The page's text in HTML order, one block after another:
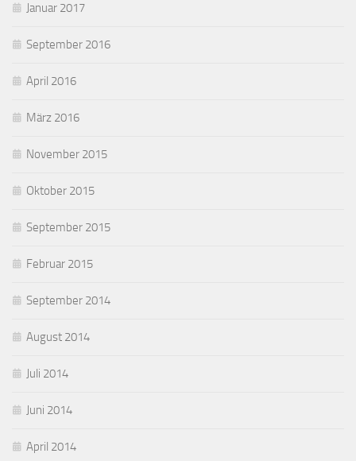
Januar 2017
September 2016
April 2016
März 2016
November 2015
Oktober 2015
September 2015
Februar 2015
September 2014
August 2014
Juli 2014
Juni 2014
April 2014